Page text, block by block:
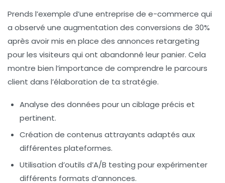
Prends l’exemple d’une entreprise de e-commerce qui
a observé une augmentation des conversions de 30%
après avoir mis en place des annonces retargeting
pour les visiteurs qui ont abandonné leur panier. Cela
montre bien l’importance de comprendre le parcours
client dans l’élaboration de ta stratégie.
Analyse des données pour un ciblage précis et
pertinent.
Création de contenus attrayants adaptés aux
différentes plateformes.
Utilisation d’outils d’A/B testing pour expérimenter
différents formats d’annonces.